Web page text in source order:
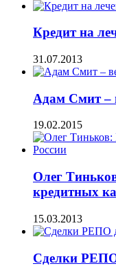
Кредит на
31.07.2013
Адам Смит –
19.02.2015
Олег
кредитных
15.03.2013
Сделки РЕПО